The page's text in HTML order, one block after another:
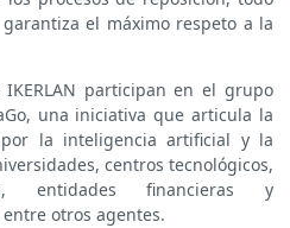
el máximo respeto a la
IKERLAN participan en el grupo
una iniciativa que articula la
por la inteligencia artificial y la
centros tecnológicos,
entidades financieras y
otros agentes.